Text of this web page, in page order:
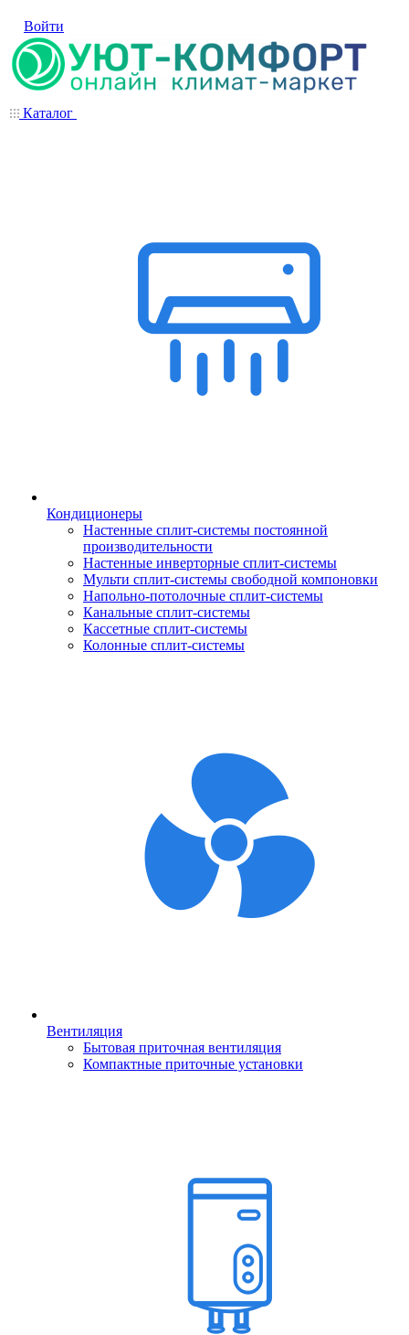
Войти
Каталог
Кондиционеры
Настенные сплит-системы постоянной
производительности
Настенные инверторные сплит-системы
Мульти сплит-системы свободной компоновки
Напольно-потолочные сплит-системы
Канальные сплит-системы
Кассетные сплит-системы
Колонные сплит-системы
Вентиляция
Бытовая приточная вентиляция
Компактные приточные установки